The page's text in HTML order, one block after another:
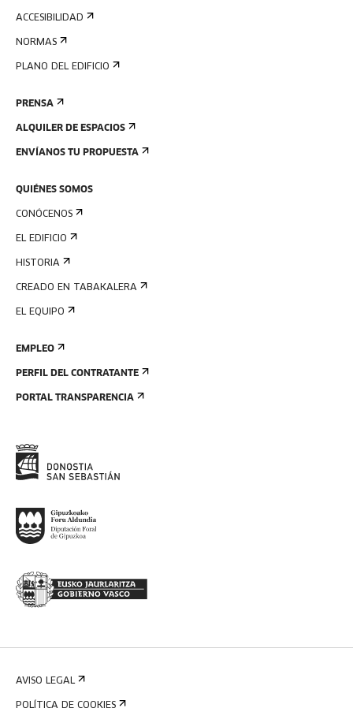
ACCESIBILIDAD
NORMAS
PLANO DEL EDIFICIO
PRENSA
ALQUILER DE ESPACIOS
ENVÍANOS TU PROPUESTA
QUIÉNES SOMOS
CONÓCENOS
EL EDIFICIO
HISTORIA
CREADO EN TABAKALERA
EL EQUIPO
EMPLEO
PERFIL DEL CONTRATANTE
PORTAL TRANSPARENCIA
AVISO LEGAL
POLÍTICA DE COOKIES